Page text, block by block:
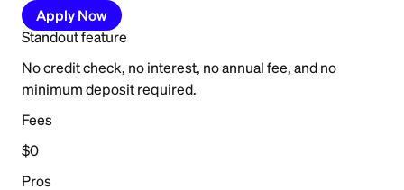
Apply Now
Standout feature
No credit check, no interest, no annual fee, and no
minimum deposit required.
Fees
$0
Pros